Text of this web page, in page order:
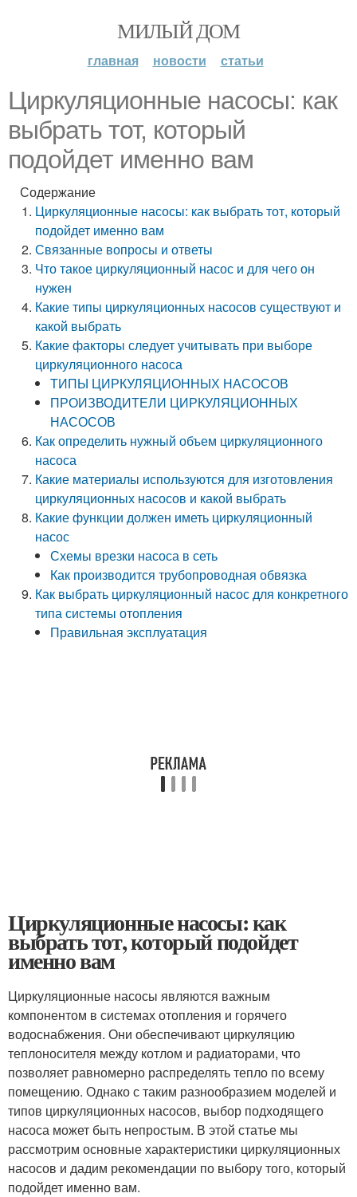
МИЛЫЙ ДОМ
главная новости статьи
Циркуляционные насосы: как
выбрать тот, который
подойдет именно вам
Содержание
Циркуляционные насосы: как выбрать тот, который
подойдет именно вам
Связанные вопросы и ответы
Что такое циркуляционный насос и для чего он
нужен
Какие типы циркуляционных насосов существуют и
какой выбрать
Какие факторы следует учитывать при выборе
циркуляционного насоса
ТИПЫ ЦИРКУЛЯЦИОННЫХ НАСОСОВ
ПРОИЗВОДИТЕЛИ ЦИРКУЛЯЦИОННЫХ
НАСОСОВ
Как определить нужный объем циркуляционного
насоса
Какие материалы используются для изготовления
циркуляционных насосов и какой выбрать
Какие функции должен иметь циркуляционный
насос
Схемы врезки насоса в сеть
Как производится трубопроводная обвязка
Как выбрать циркуляционный насос для конкретного
типа системы отопления
Правильная эксплуатация
Циркуляционные насосы: как
выбрать тот, который подойдет
именно вам
Циркуляционные насосы являются важным
компонентом в системах отопления и горячего
водоснабжения. Они обеспечивают циркуляцию
теплоносителя между котлом и радиаторами, что
позволяет равномерно распределять тепло по всему
помещению. Однако с таким разнообразием моделей и
типов циркуляционных насосов, выбор подходящего
насоса может быть непростым. В этой статье мы
рассмотрим основные характеристики циркуляционных
насосов и дадим рекомендации по выбору того, который
подойдет именно вам.